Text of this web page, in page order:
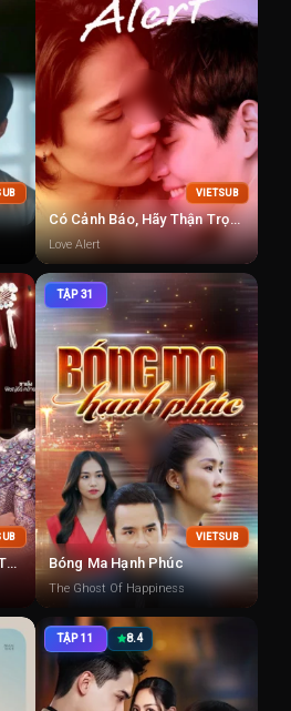
VIETSUB
Có Cảnh Báo, Hãy Thận Trọng
Love Alert
Xin Được Làm Nam Chính Trong Trái Tim Nam Chính
TẬP 31
VIETSUB
Bóng Ma Hạnh Phúc
The Ghost Of Happiness
TẬP 11 8.4